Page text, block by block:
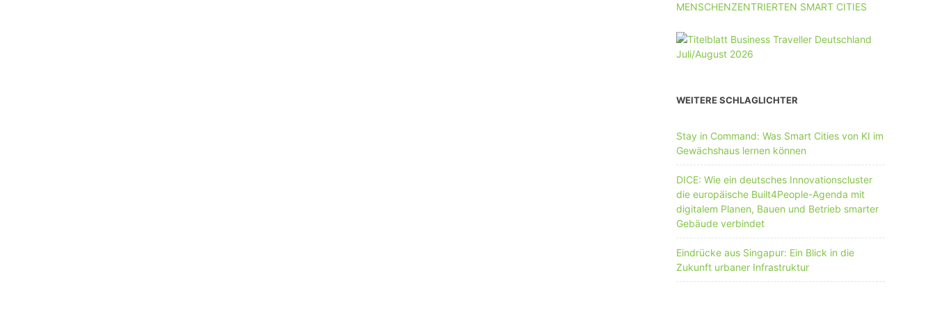
MENSCHENZENTRIERTEN SMART CITIES
WEITERE SCHLAGLICHTER
Stay in Command: Was Smart Cities von KI im
Gewächshaus lernen können
DICE: Wie ein deutsches Innovationscluster
die europäische Built4People-Agenda mit
digitalem Planen, Bauen und Betrieb smarter
Gebäude verbindet
Eindrücke aus Singapur: Ein Blick in die
Zukunft urbaner Infrastruktur